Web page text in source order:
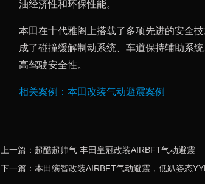
油经济性和环保性能。
本田在十代雅阁上搭载了多项先进的安全
成了碰撞缓解制动系统、车道保持辅助系
高驾驶安全性。
相关案例： 本田改装气动避震案例
上一篇：超酷超帅气 丰田皇冠改装AIRBFT气动避震
下一篇：本田缤智改装AIRBFT气动避震，低趴姿态